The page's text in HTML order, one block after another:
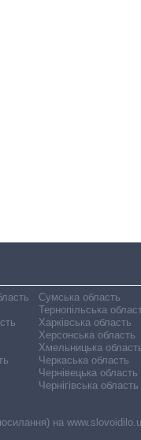
Сумська область
Тернопільська
Харківська область
Херсонська область
Хмельницька
Черкаська область
Чернівецька область
Чернігівська область
на